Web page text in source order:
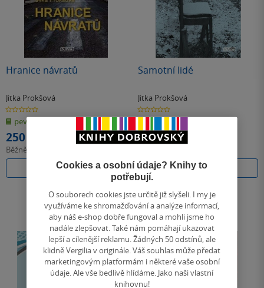
Hranice návratů
Jitka Prokšová
0.0
z
5
hvězdiček
pevná vazba
250 Kč
Běžně
Do košíku
Samotní lidé
Jitka Prokšová
0.0
z
197 Kč
Do košíku
Cookies a osobní údaje? Knihy to
potřebují.
O souborech cookies jste určitě již slyšeli. I my je
využíváme ke shromažďování a analýze informací,
aby náš e-shop dobře fungoval a mohli jsme ho
nadále zlepšovat. Také nám pomáhají ukazovat
lepší a cílenější reklamu. Žádných 50 odstínů, ale
klidně Vergilia v originále. Váš souhlas může předat
marketingovým platformám i některé vaše osobní
údaje. Ale vše bedlivě hlídáme. Jako naši vlastní
knihovnu!